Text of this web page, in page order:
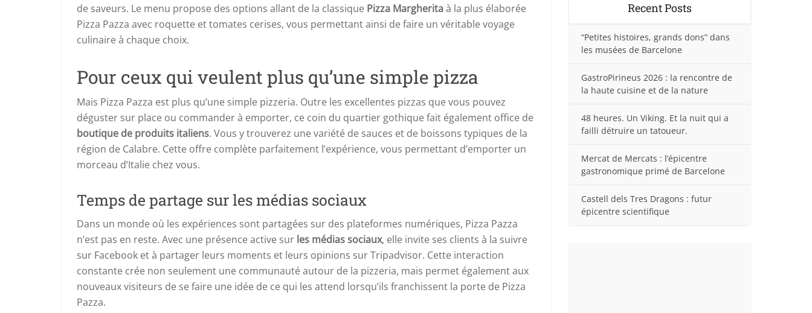
de saveurs. Le menu propose des options allant de la classique Pizza Margheritaà la plus élaborée
Pizza Pazza avec roquette et tomates cerises, vous permettant ainsi de faire un véritable voyage
culinaire à chaque choix.
Pour ceux qui veulent plus qu’une simple pizza
Mais Pizza Pazza est plus qu’une simple pizzeria. Outre les excellentes pizzas que vous pouvez
déguster sur place ou commander à emporter, ce coin du quartier gothique fait également office de
boutique de produits italiens. Vous y trouverez une variété de sauces et de boissons typiques de la
région de Calabre. Cette offre complète parfaitement l’expérience, vous permettant d’emporter un
morceau d’Italie chez vous.
Temps de partage sur les médias sociaux
Dans un monde où les expériences sont partagées sur des plateformes numériques, Pizza Pazza
n’est pas en reste. Avec une présence active sur les médias sociaux, elle invite ses clients à la suivre
sur Facebook et à partager leurs moments et leurs opinions sur Tripadvisor. Cette interaction
constante crée non seulement une communauté autour de la pizzeria, mais permet également aux
nouveaux visiteurs de se faire une idée de ce qui les attend lorsqu’ils franchissent la porte de Pizza
Pazza.
Recent Posts
“Petites histoires, grands dons” dans
les musées de Barcelone
GastroPirineus 2026 : la rencontre de
la haute cuisine et de la nature
48 heures. Un Viking. Et la nuit qui a
failli détruire un tatoueur.
Mercat de Mercats : l’épicentre
gastronomique primé de Barcelone
Castell dels Tres Dragons : futur
épicentre scientifique